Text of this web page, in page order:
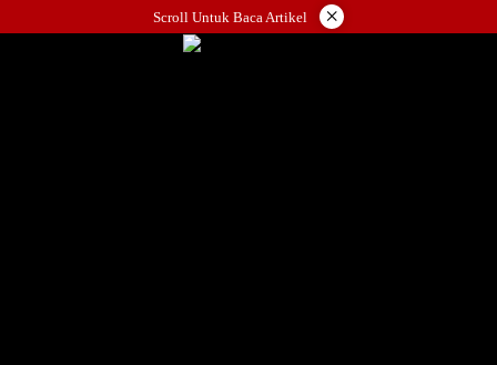
ke
Scroll Untuk Baca Artikel ×